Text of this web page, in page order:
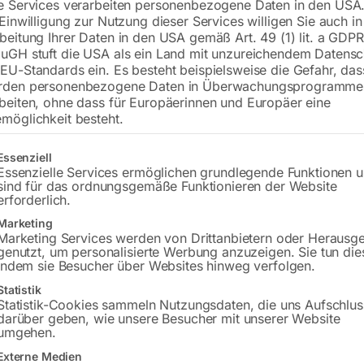
€ 21,00
inkl. MwSt. zzgl.Versandkosten
Lieferzeit:ca. 2 - 3 Tage
Bitte beachten Sie: Die Versandkosten
In den
Sie haben
Gerne
Services verarbeiten personenbezogene Daten in den
zur Nutzung dieser Services willigen Sie auch
Ihrer Daten in den USA gemäß Art. 49 (1) lit. a
stuft die USA als ein Land mit unzureichendem
Standards ein. Es besteht beispielsweise die Gefahr,
personenbezogene Daten in
ohne dass für Europäerinnen und Europäer eine
besteht.
eine Liste der Service-Gruppen, für die eine Einwilligung erteilt
Services ermöglichen grundlegende Funktionen
für das ordnungsgemäße Funktionieren der Website
Services werden von Drittanbietern oder
um personalisierte Werbung anzuzeigen. Sie tun
sie Besucher über Websites hinweg verfolgen.
Cookies sammeln Nutzungsdaten, die uns
geben, wie unsere Besucher mit unserer Website
Medien